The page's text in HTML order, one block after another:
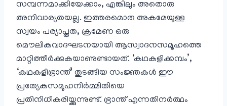
സമ്പന്നമാക്കിയേക്കാം, എങ്കിലും അതൊരു
അനിവാര്യതയല്ല. ഇത്തരമൊരു അകമേയുള്ള
സ്വയം പര്യാപ്തത, ക്രമേണ ഒരു
മൌലികവാദഘടനയായി ആസ്വാദനസമൂഹത്തെ
മാറ്റിത്തീർക്കുകയാണുണ്ടായത്. ‘കഥകളിക്കമ്പം’,
‘കഥകളിഭ്രാന്ത്’ തുടങ്ങിയ സംജ്ഞകൾ ഈ
പ്രത്യേകസമൂഹനിർമ്മിതിയെ
പ്രതിനിധീകരിയ്ക്കുന്നുണ്ട്. ഭ്രാന്ത് എന്നതിനർത്ഥം